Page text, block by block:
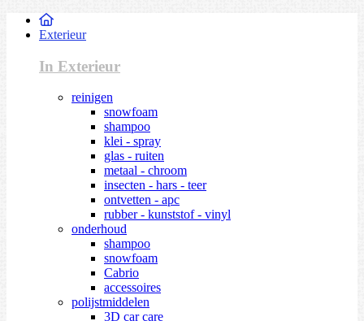
Exterieur
In Exterieur
reinigen
snowfoam
shampoo
klei - spray
glas - ruiten
metaal - chroom
insecten - hars - teer
ontvetten - apc
rubber - kunststof - vinyl
onderhoud
shampoo
snowfoam
Cabrio
accessoires
polijstmiddelen
3D car care